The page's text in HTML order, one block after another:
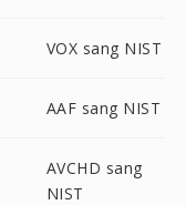
VOX sang NIST
AAF sang NIST
AVCHD sang
NIST